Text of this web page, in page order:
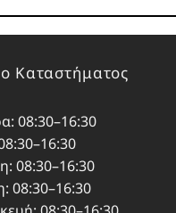
Καταστήματος
08:30–16:30
08:30–16:30
08:30–16:30